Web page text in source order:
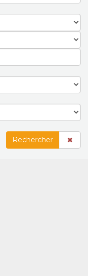
Rechercher